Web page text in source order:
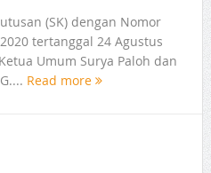
(SK) dengan Nomor
tertanggal 24 Agustus
Umum Surya Paloh dan
Read more